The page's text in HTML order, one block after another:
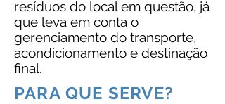
resíduos do local em questão, já
que leva em conta o
gerenciamento do transporte,
acondicionamento e destinação
final.
PARA QUE SERVE?